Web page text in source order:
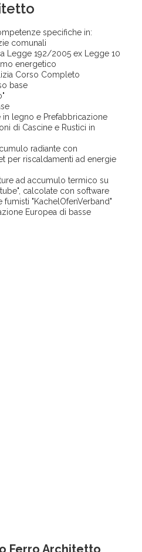
specifiche in:
comunali
Legge 192/2005 ex Legge 10
energetico
Corso Completo
base
legno e Prefabbricazione
di Cascine e Rustici in
radiante con
per riscaldamenti ad energie
ad accumulo termico su
calcolate con software
"KachelOfenVerband"
Europea di basse
Ferro Architetto